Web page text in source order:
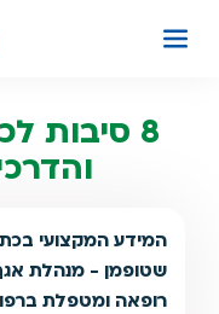
8 סיבות
המידע המקצועי
שטופמן - מנהלת
רופאה ומטפלת